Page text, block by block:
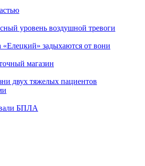
уровень воздушной тревоги
задыхаются от вони
магазин
двух тяжелых пациентов
БПЛА